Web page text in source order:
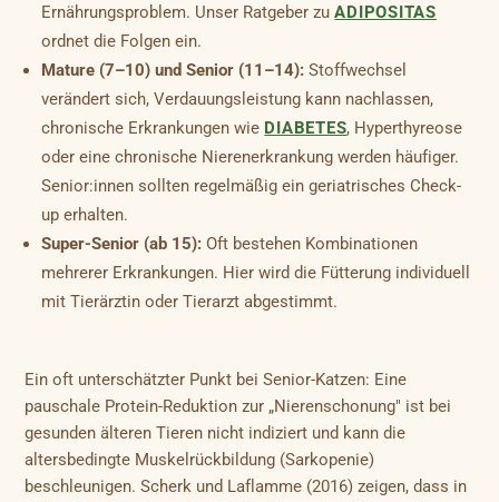
Ernährungsproblem. Unser Ratgeber zuADIPOSITAS
ordnet die Folgen ein.
Mature (7–10) und Senior (11–14): Stoffwechsel
verändert sich, Verdauungsleistung kann nachlassen,
chronische Erkrankungen wie DIABETES, Hyperthyreose
oder eine chronische Nierenerkrankung werden häufiger.
Senior:innen sollten regelmäßig ein geriatrisches Check-
up erhalten.
Super-Senior (ab 15): Oft bestehen Kombinationen
mehrerer Erkrankungen. Hier wird die Fütterung individuell
mit Tierärztin oder Tierarzt abgestimmt.
Ein oft unterschätzter Punkt bei Senior-Katzen: Eine
pauschale Protein-Reduktion zur „Nierenschonung" ist bei
gesunden älteren Tieren nicht indiziert und kann die
altersbedingte Muskelrückbildung (Sarkopenie)
beschleunigen. Scherk und Laflamme (2016) zeigen, dass in